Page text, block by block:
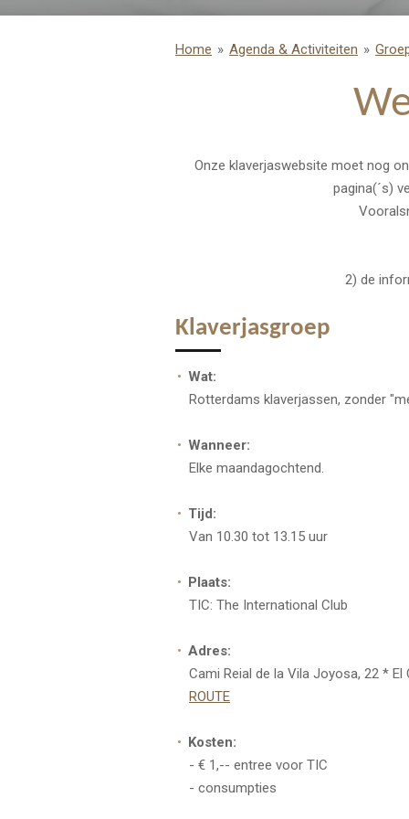
Home » Agenda & Activiteiten »
Onze klaverjaswebsite moet nog
pagina(´s)
2) de
Klaverjasgroep
Wat:
Rotterdams klaverjassen, zonder
Wanneer:
Elke maandagochtend.
Tijd:
Van 10.30 tot 13.15 uur
Plaats:
TIC: The International Club
Adres:
Cami Reial de la Vila Joyosa, 22 * El
ROUTE
Kosten:
- € 1,-- entree voor TIC
- consumpties